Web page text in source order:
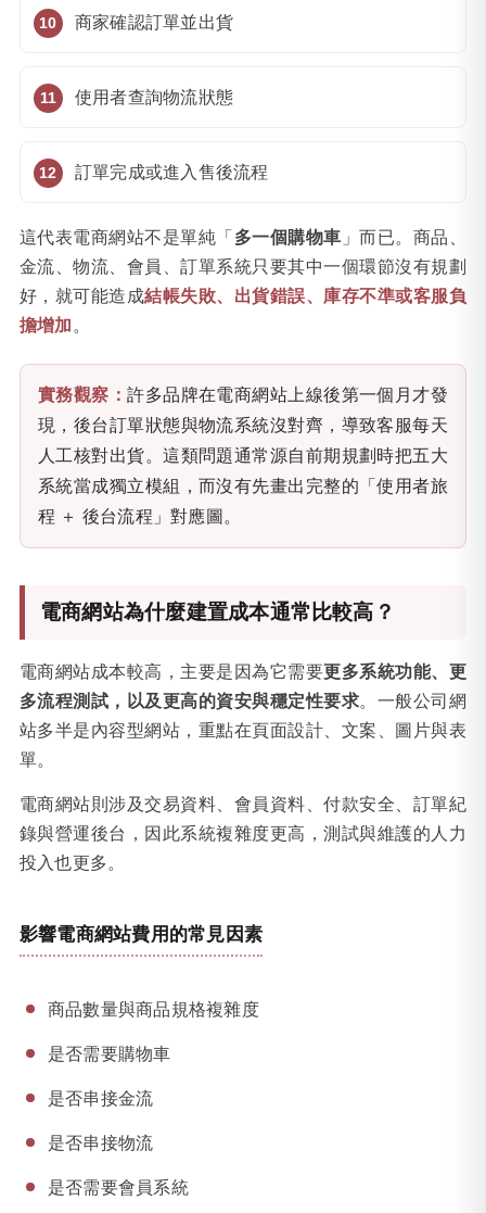
商家確認訂單並出貨
使用者查詢物流狀態
訂單完成或進入售後流程
這代表電商網站不是單純「 多一個購物車 」而已。商品、
金流、物流、會員、訂單系統只要其中一個環節沒有規劃
好，就可能造成結帳失敗、出貨錯誤、庫存不準或客服負
擔增加 。
實務觀察：許多品牌在電商網站上線後第一個月才發
現，後台訂單狀態與物流系統沒對齊，導致客服每天
人工核對出貨。這類問題通常源自前期規劃時把五大
系統當成獨立模組，而沒有先畫出完整的「使用者旅
程 ＋ 後台流程」對應圖。
電商網站為什麼建置成本通常比較高？
電商網站成本較高，主要是因為它需要更多系統功能、更
多流程測試，以及更高的資安與穩定性要求。一般公司網
站多半是內容型網站，重點在頁面設計、文案、圖片與表
單。
電商網站則涉及交易資料、會員資料、付款安全、訂單紀
錄與營運後台，因此系統複雜度更高，測試與維護的人力
投入也更多。
影響電商網站費用的常見因素
商品數量與商品規格複雜度
是否需要購物車
是否串接金流
是否串接物流
是否需要會員系統